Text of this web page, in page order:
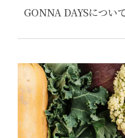
GONNA DAYSについ